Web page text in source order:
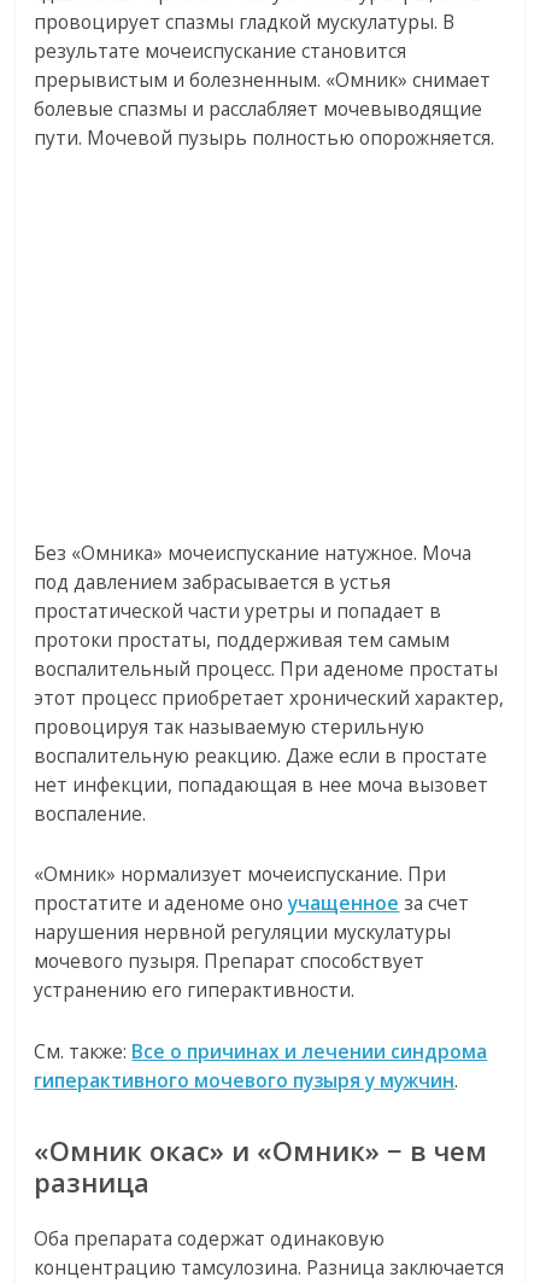
провоцирует спазмы гладкой мускулатуры. В
результате мочеиспускание становится
прерывистым и болезненным. «Омник» снимает
болевые спазмы и расслабляет мочевыводящие
пути. Мочевой пузырь полностью опорожняется.
Без «Омника» мочеиспускание натужное. Моча
под давлением забрасывается в устья
простатической части уретры и попадает в
протоки простаты, поддерживая тем самым
воспалительный процесс. При аденоме простаты
этот процесс приобретает хронический характер,
провоцируя так называемую стерильную
воспалительную реакцию. Даже если в простате
нет инфекции, попадающая в нее моча вызовет
воспаление.
«Омник» нормализует мочеиспускание. При
простатите и аденоме оноучащенное за счет
нарушения нервной регуляции мускулатуры
мочевого пузыря. Препарат способствует
устранению его гиперактивности.
См. также: Все о причинах и лечении синдрома
гиперактивного мочевого пузыря у мужчин.
«Омник окас» и «Омник» − в чем
разница
Оба препарата содержат одинаковую
концентрацию тамсулозина. Разница заключается